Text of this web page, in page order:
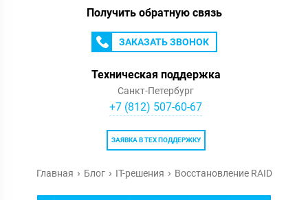
Получить обратную связь
ЗАКАЗАТЬ ЗВОНОК
Техническая поддержка
Санкт-Петербург
+7 (812) 507-60-67
ЗАЯВКА В ТЕХ ПОДДЕРЖКУ
Главная Блог IT-решения Восстановление RAID